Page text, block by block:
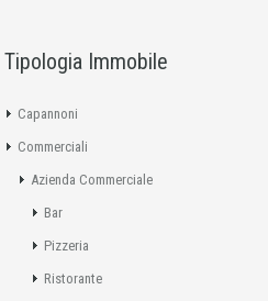
Tipologia Immobile
Capannoni
Commerciali
Azienda Commerciale
Bar
Pizzeria
Ristorante